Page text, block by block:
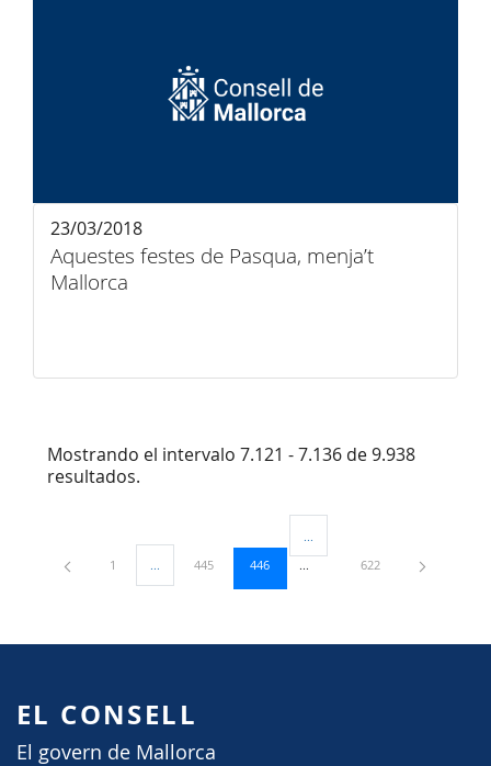
Aquestes festes de Pasqua, menja’t
Mallorca
23/03/2018
Mostrando el intervalo 7.121 - 7.136 de 9.938
resultados.
Página
1 ...Páginas intermedias Use TAB para desplazarse.
Página
445 Página
446
Páginas intermedias Use TAB
Página
622
EL CONSELL
El govern de Mallorca